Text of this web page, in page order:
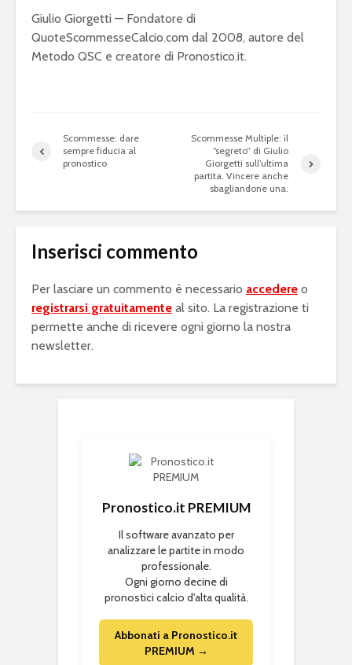
Giulio Giorgetti — Fondatore di
QuoteScommesseCalcio.com dal 2008, autore del
Metodo QSC e creatore di Pronostico.it.
Scommesse: dare
sempre fiducia al
pronostico
Scommesse Multiple: il
“segreto” di Giulio
Giorgetti sull’ultima
partita. Vincere anche
sbagliandone una.
Inserisci commento
Per lasciare un commento è necessario accedere o
registrarsi gratuitamente al sito. La registrazione ti
permette anche di ricevere ogni giorno la nostra
newsletter.
Pronostico.it PREMIUM
Il software avanzato per
analizzare le partite in modo
professionale.
Ogni giorno decine di
pronostici calcio d'alta qualità.
Abbonati a Pronostico.it
PREMIUM →